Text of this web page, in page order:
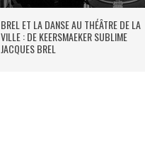
BREL ET LA DANSE AU THÉÂTRE DE LA
VILLE : DE KEERSMAEKER SUBLIME
JACQUES BREL